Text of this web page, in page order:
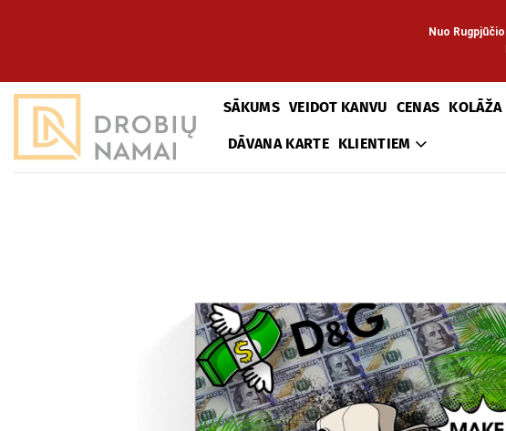
Nuo
SĀKUMS VEIDOT KANVU CENAS KOLĀŽA
DĀVANA KARTE KLIENTIEM